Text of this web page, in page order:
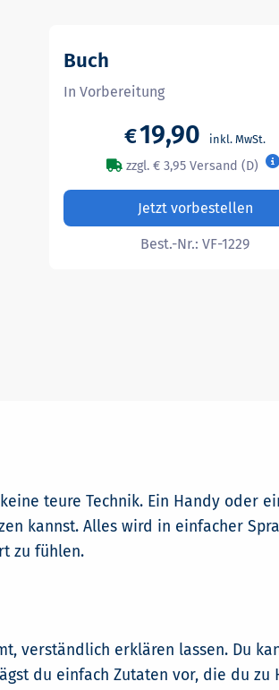
Buch
In Vorbereitung
€19,90
zzgl. € 3,95 Versand (D)
Jetzt vorbestellen
Best.-Nr.:VF-1229
teure Technik. Ein Handy oder
kannst. Alles wird in einfacher
zu fühlen.
verständlich erklären lassen. Du
du einfach Zutaten vor, die du zu